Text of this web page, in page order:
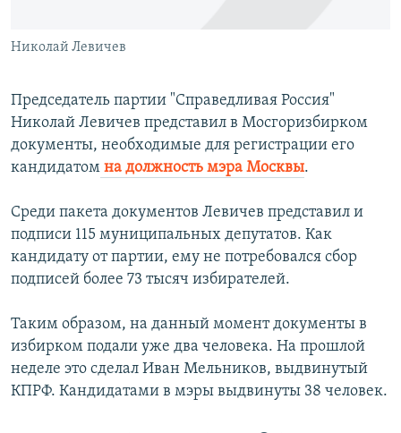
Все сайты РСЕ/РС
Николай Левичев
Председатель партии "Справедливая Россия"
Николай Левичев представил в Мосгоризбирком
документы, необходимые для регистрации его
кандидатом на должность мэра Москвы.
Среди пакета документов Левичев представил и
подписи 115 муниципальных депутатов. Как
кандидату от партии, ему не потребовался сбор
подписей более 73 тысяч избирателей.
Таким образом, на данный момент документы в
избирком подали уже два человека. На прошлой
неделе это сделал Иван Мельников, выдвинутый
КПРФ. Кандидатами в мэры выдвинуты 38 человек.